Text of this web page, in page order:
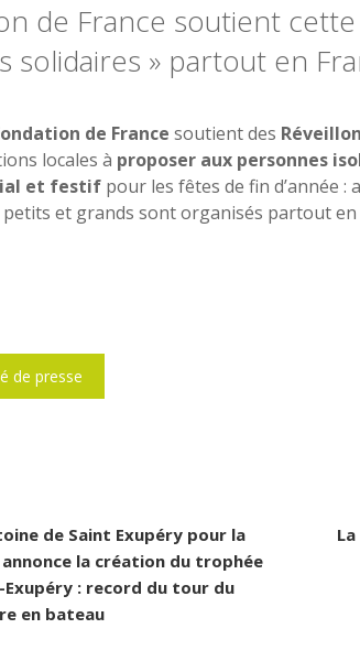
de France soutient
solidaires » partout en
de France soutient des
locales à proposer aux personnes
et festif pour les fêtes de fin d’année
et grands sont organisés partout en
de presse
de Saint Exupéry pour la
annonce la création du trophée
: record du tour du
en bateau